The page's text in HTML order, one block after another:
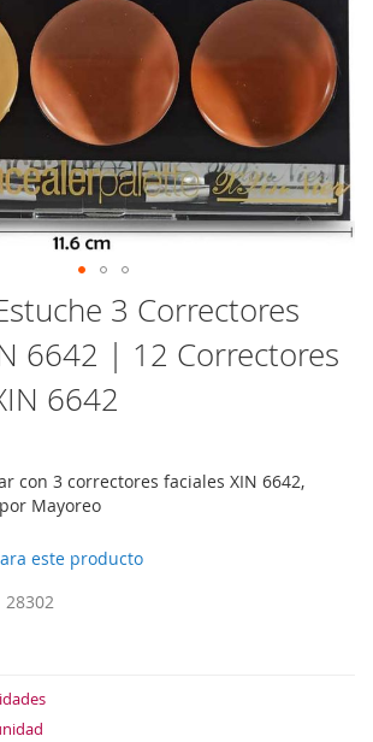
3 Correctores
6642 | 12 Correctores
6642
con 3 correctores faciales XIN 6642,
Mayoreo
este producto
28302